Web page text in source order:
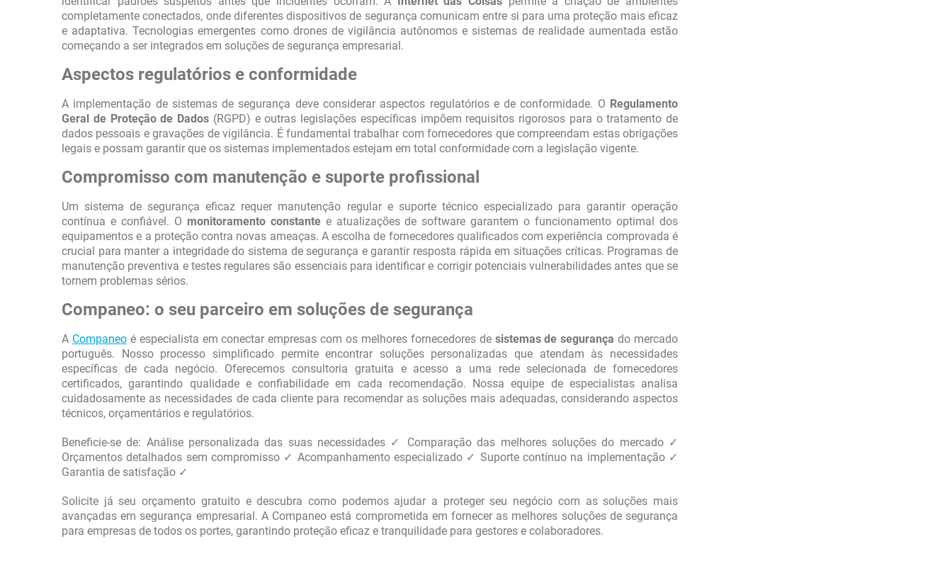
completamente conectados, onde diferentes dispositivos de segurança comunicam entre si para uma proteção mais eficaz
e adaptativa. Tecnologias emergentes como drones de vigilância autônomos e sistemas de realidade aumentada estão
começando a ser integrados em soluções de segurança empresarial.
Aspectos regulatórios e conformidade
A implementação de sistemas de segurança deve considerar aspectos regulatórios e de conformidade. O Regulamento
Geral de Proteção de Dados (RGPD) e outras legislações específicas impõem requisitos rigorosos para o tratamento de
dados pessoais e gravações de vigilância. É fundamental trabalhar com fornecedores que compreendam estas obrigações
legais e possam garantir que os sistemas implementados estejam em total conformidade com a legislação vigente.
Compromisso com manutenção e suporte profissional
Um sistema de segurança eficaz requer manutenção regular e suporte técnico especializado para garantir operação
contínua e confiável. O monitoramento constantee atualizações de software garantem o funcionamento optimal dos
equipamentos e a proteção contra novas ameaças. A escolha de fornecedores qualificados com experiência comprovada é
crucial para manter a integridade do sistema de segurança e garantir resposta rápida em situações críticas. Programas de
manutenção preventiva e testes regulares são essenciais para identificar e corrigir potenciais vulnerabilidades antes que se
tornem problemas sérios.
Companeo: o seu parceiro em soluções de segurança
A Companeoé especialista em conectar empresas com os melhores fornecedores de sistemas de segurança do mercado
português. Nosso processo simplificado permite encontrar soluções personalizadas que atendam às necessidades
específicas de cada negócio. Oferecemos consultoria gratuita e acesso a uma rede selecionada de fornecedores
certificados, garantindo qualidade e confiabilidade em cada recomendação. Nossa equipe de especialistas analisa
cuidadosamente as necessidades de cada cliente para recomendar as soluções mais adequadas, considerando aspectos
técnicos, orçamentários e regulatórios.
Beneficie-se de: Análise personalizada das suas necessidades ✓ Comparação das melhores soluções do mercado ✓
Orçamentos detalhados sem compromisso ✓ Acompanhamento especializado ✓ Suporte contínuo na implementação ✓
Garantia de satisfação ✓
Solicite já seu orçamento gratuito e descubra como podemos ajudar a proteger seu negócio com as soluções mais
avançadas em segurança empresarial. A Companeo está comprometida em fornecer as melhores soluções de segurança
para empresas de todos os portes, garantindo proteção eficaz e tranquilidade para gestores e colaboradores.